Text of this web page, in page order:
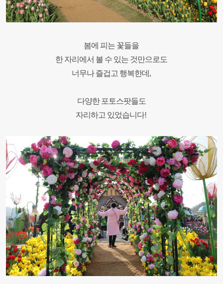
봄에 피는 꽃들을
한 자리에서 볼 수 있는 것만으로도
너무나 즐겁고 행복한데,
다양한 포토스팟들도
자리하고 있었습니다!